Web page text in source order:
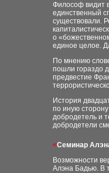
Философ видит
единственный
существовали.
о
единое целое.
По мнению
пошли гораздо
предвестие
История
по иную
добродетель и
добродетели
<Семинар
Возможности
Алэна Бадью. В